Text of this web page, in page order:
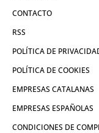
CONTACTO
RSS
POLÍTICA DE
POLÍTICA DE COOKIES
EMPRESAS CATALANAS
EMPRESAS ESPAÑOLAS
CONDICIONES DE